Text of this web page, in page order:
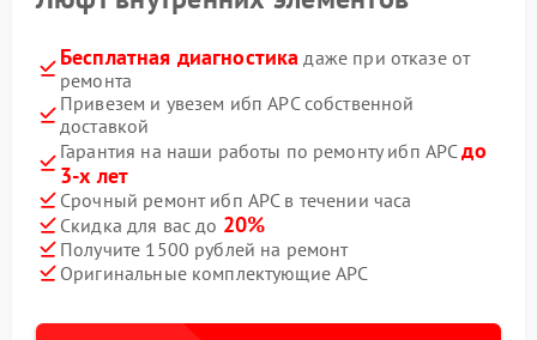
Бесплатная диагностика даже при отказе от
ремонта
Привезем и увезем ибп APC собственной
доставкой
Гарантия на наши работы по ремонту ибп APCдо
3-х лет
Срочный ремонт ибп APC в течении часа
Скидка для вас до 20%
Получите 1500 рублей на ремонт
Оригинальные комплектующие APC